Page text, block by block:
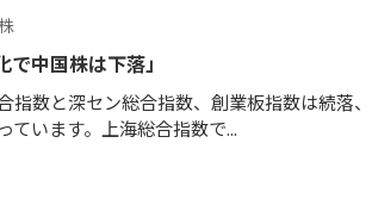
で中国株は下落」
指数と深セン総合指数、創業板指数は続落、
ています。上海総合指数で...